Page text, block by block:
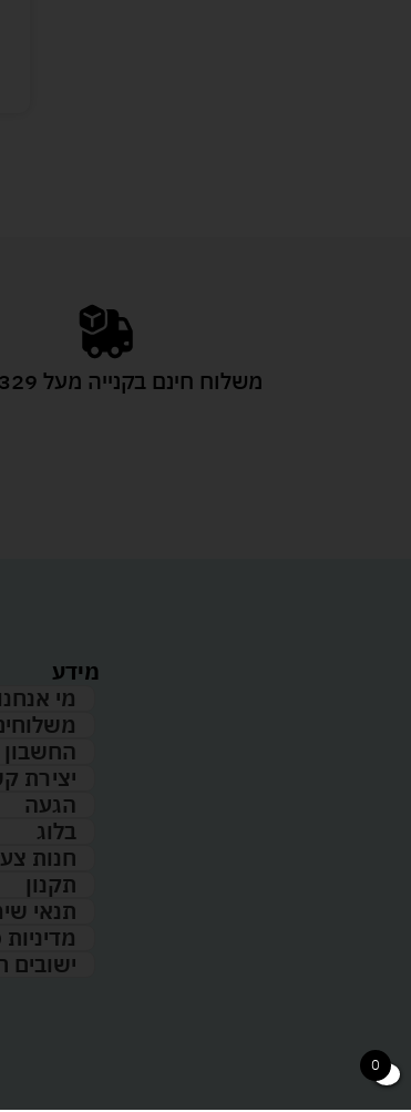
משלוח חינם בקנייה מעל 329 ש"ח
מידע
מי אנחנו
החשבון
יצירת
הגעה
בלוג
חנות
תקנון
תנאי
ישובים
0